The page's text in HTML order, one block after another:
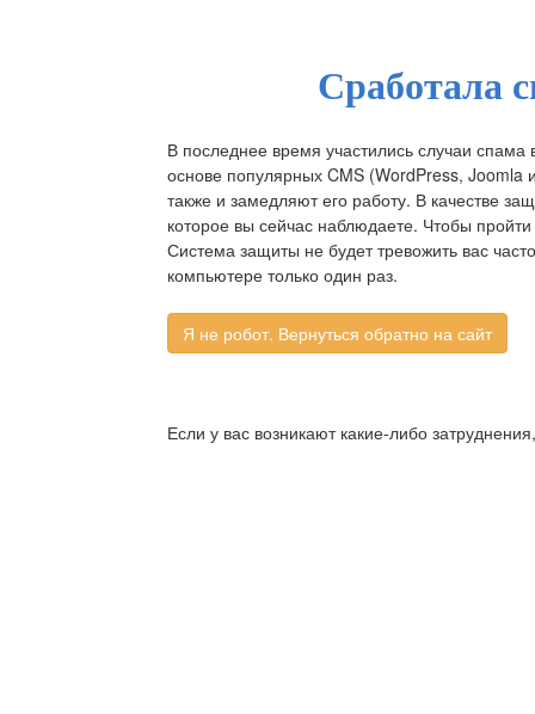
Сработала
В последнее время участились случаи
основе популярных CMS (WordPress, Joomla
также и замедляют его работу. В качестве
которое вы сейчас наблюдаете. Чтобы
Система защиты не будет тревожить вас
компьютере только один раз.
Если у вас возникают какие-либо